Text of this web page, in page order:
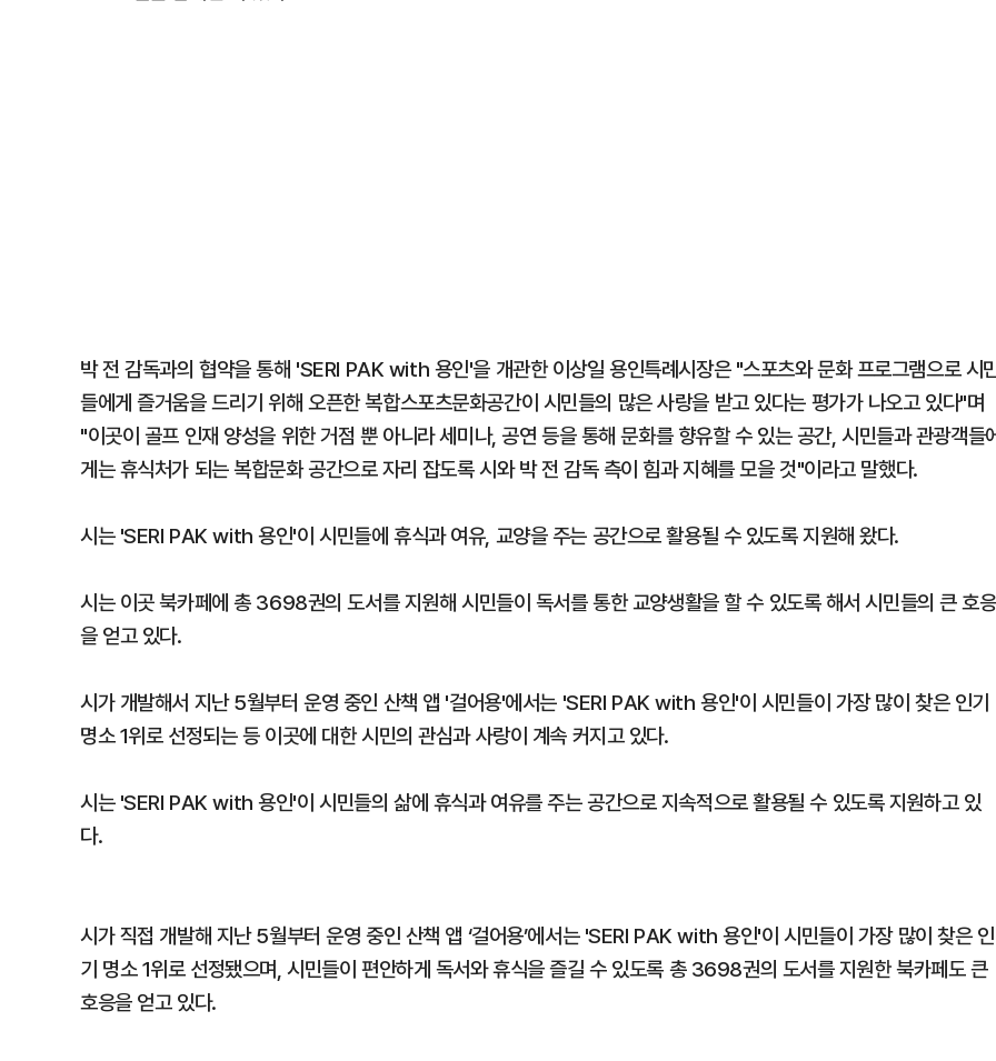
박 전 감독과의 협약을 통해 'SERI PAK with 용인'을 개관한 이상일 용인특례시장은 "스포츠와 문화 프로그램으로 시
들에게 즐거움을 드리기 위해 오픈한 복합스포츠문화공간이 시민들의 많은 사랑을 받고 있다는 평가가 나오고 있다"며
"이곳이 골프 인재 양성을 위한 거점 뿐 아니라 세미나, 공연 등을 통해 문화를 향유할 수 있는 공간, 시민들과 관광객들
게는 휴식처가 되는 복합문화 공간으로 자리 잡도록 시와 박 전 감독 측이 힘과 지혜를 모을 것"이라고 말했다.
시는 'SERI PAK with 용인'이 시민들에 휴식과 여유, 교양을 주는 공간으로 활용될 수 있도록 지원해 왔다.
시는 이곳 북카페에 총 3698권의 도서를 지원해 시민들이 독서를 통한 교양생활을 할 수 있도록 해서 시민들의 큰 호응
을 얻고 있다.
시가 개발해서 지난 5월부터 운영 중인 산책 앱 '걸어용'에서는 'SERI PAK with 용인'이 시민들이 가장 많이 찾은 인기
명소 1위로 선정되는 등 이곳에 대한 시민의 관심과 사랑이 계속 커지고 있다.
시는 'SERI PAK with 용인'이 시민들의 삶에 휴식과 여유를 주는 공간으로 지속적으로 활용될 수 있도록 지원하고 있
다.
시가 직접 개발해 지난 5월부터 운영 중인 산책 앱 ‘걸어용’에서는 'SERI PAK with 용인'이 시민들이 가장 많이 찾은 인
기 명소 1위로 선정됐으며, 시민들이 편안하게 독서와 휴식을 즐길 수 있도록 총 3698권의 도서를 지원한 북카페도 큰
호응을 얻고 있다.